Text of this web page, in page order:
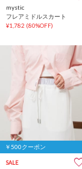
mystic
フレアミドルスカート
¥1,782 (80%OFF)
￥500クーポン
SALE